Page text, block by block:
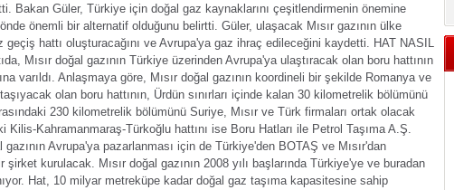
Bakan Güler, Türkiye için doğal gaz kaynaklarını çeşitlendirmenin önemine
önemli bir alternatif olduğunu belirtti. Güler, ulaşacak Mısır gazının ülke
geçiş hattı oluşturacağını ve Avrupa'ya gaz ihraç edileceğini kaydetti. HAT NASIL
Mısır doğal gazının Türkiye üzerinden Avrupa'ya ulaştıracak olan boru hattının
varıldı. Anlaşmaya göre, Mısır doğal gazının koordineli bir şekilde Romanya ve
olan boru hattının, Ürdün sınırları içinde kalan 30 kilometrelik bölümünü
230 kilometrelik bölümünü Suriye, Mısır ve Türk firmaları ortak olacak
Kilis-Kahramanmaraş-Türkoğlu hattını ise Boru Hatları ile Petrol Taşıma A.Ş.
gazının Avrupa'ya pazarlanması için de Türkiye'den BOTAŞ ve Mısır'dan
şirket kurulacak. Mısır doğal gazının 2008 yılı başlarında Türkiye'ye ve buradan
Hat, 10 milyar metreküpe kadar doğal gaz taşıma kapasitesine sahip